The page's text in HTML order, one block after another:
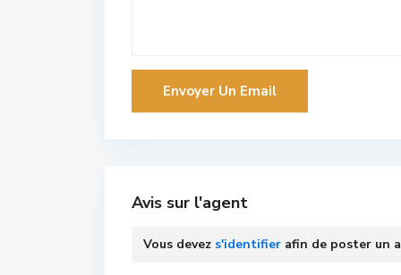
Avis sur l'agent
Vous devez s'identifier afin de poster un